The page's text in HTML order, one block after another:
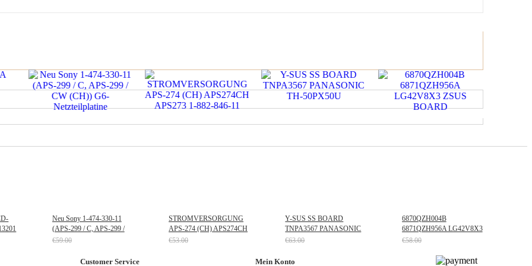
Neu Sony 1-474-330-11
(APS-299 / C, APS-299 /
CW (CH)) G6-
€59.00
STROMVERSORGUNG
APS-274 (CH) APS274CH
APS273 1-882-846-11
€53.00
Y-SUS SS BOARD
TNPA3567 PANASONIC
TH-50PX50U
€63.00
6870QZH004B
6871QZH956A LG42V8X3
ZSUS BOARD
€58.00
Customer Service Mein Konto